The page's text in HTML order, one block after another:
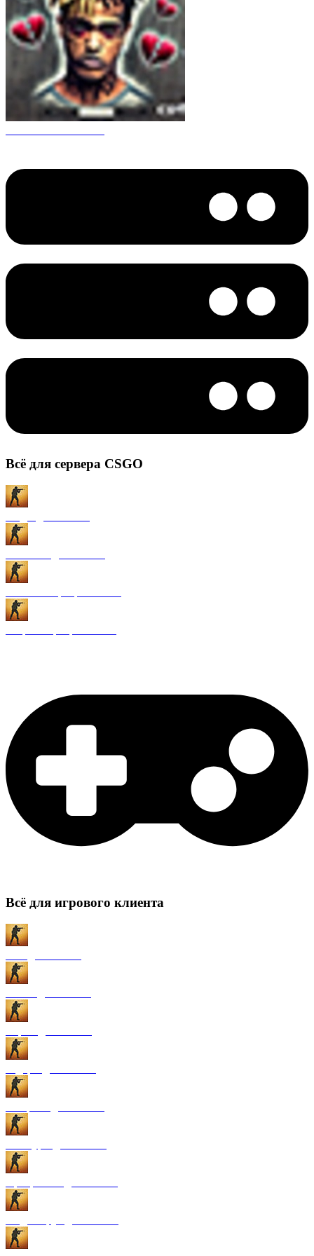
Всё для сервера CSGO
Всё для игрового клиента